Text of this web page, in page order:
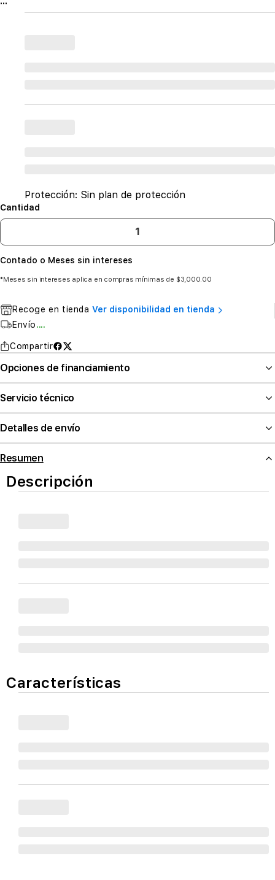
Protección: Sin plan de protección
Cantidad
Contado o Meses sin intereses
*Meses sin intereses aplica en compras mínimas de $3,000.00
Recoge en tienda Ver disponibilidad en tienda
Envío....
Compartir
Opciones de financiamiento
Servicio técnico
Detalles de envío
Resumen
Descripción
Características